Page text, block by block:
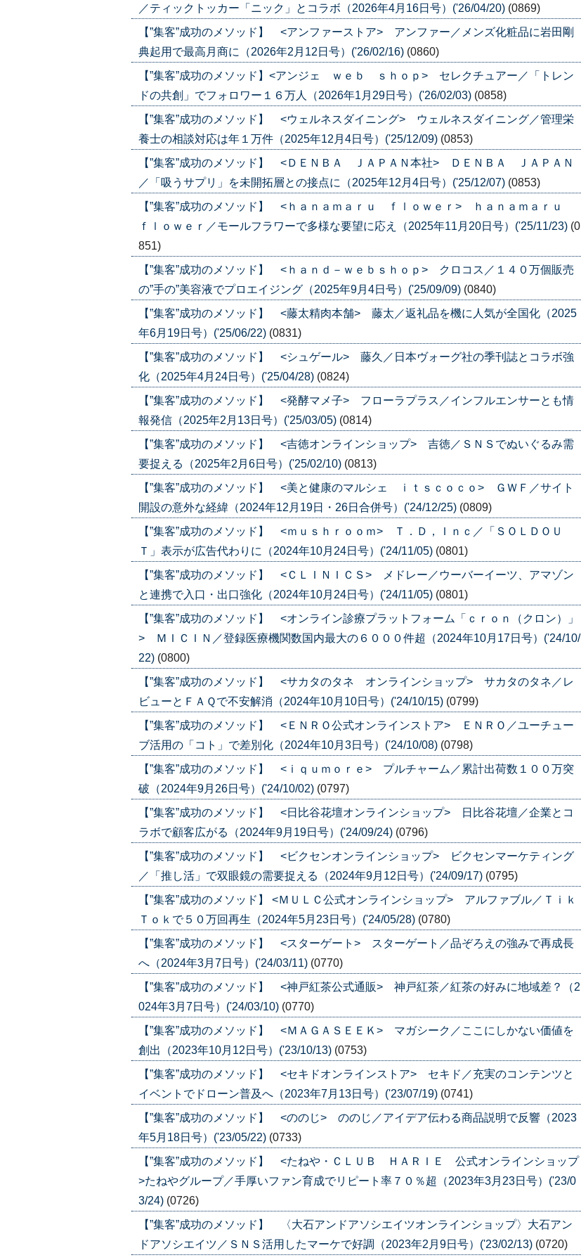
／ティックトッカー「ニック」とコラボ（2026年4月16日号）('26/04/20) (0869)
【”集客”成功のメソッド】 <アンファーストア> アンファー／メンズ化粧品に岩田剛
典起用で最高月商に（2026年2月12日号）('26/02/16) (0860)
【”集客”成功のメソッド】<アンジェ ｗｅｂ ｓｈｏｐ> セレクチュアー／「トレン
ドの共創」でフォロワー１６万人（2026年1月29日号）('26/02/03) (0858)
【”集客”成功のメソッド】 <ウェルネスダイニング> ウェルネスダイニング／管理栄
養士の相談対応は年１万件（2025年12月4日号）('25/12/09) (0853)
【”集客”成功のメソッド】 <ＤＥＮＢＡ ＪＡＰＡＮ本社> ＤＥＮＢＡ ＪＡＰＡＮ
／「吸うサプリ」を未開拓層との接点に（2025年12月4日号）('25/12/07) (0853)
【”集客”成功のメソッド】 <ｈａｎａｍａｒｕ ｆｌｏｗｅｒ> ｈａｎａｍａｒｕ
ｆｌｏｗｅｒ／モールフラワーで多様な要望に応え（2025年11月20日号）('25/11/23) (0
851)
【”集客”成功のメソッド】 <ｈａｎｄ－ｗｅｂｓｈｏｐ> クロコス／１４０万個販売
の”手の”美容液でプロエイジング（2025年9月4日号）('25/09/09) (0840)
【”集客”成功のメソッド】 <藤太精肉本舗> 藤太／返礼品を機に人気が全国化（2025
年6月19日号）('25/06/22) (0831)
【”集客”成功のメソッド】 <シュゲール> 藤久／日本ヴォーグ社の季刊誌とコラボ強
化（2025年4月24日号）('25/04/28) (0824)
【”集客”成功のメソッド】 <発酵マメ子> フローラプラス／インフルエンサーとも情
報発信（2025年2月13日号）('25/03/05) (0814)
【”集客”成功のメソッド】 <吉徳オンラインショップ> 吉徳／ＳＮＳでぬいぐるみ需
要捉える（2025年2月6日号）('25/02/10) (0813)
【”集客”成功のメソッド】 <美と健康のマルシェ ｉｔｓｃｏｃｏ> ＧＷＦ／サイト
開設の意外な経緯（2024年12月19日・26日合併号）('24/12/25) (0809)
【”集客”成功のメソッド】 <ｍｕｓｈｒｏｏｍ> Ｔ．Ｄ，Ｉｎｃ／「ＳＯＬＤＯＵ
Ｔ」表示が広告代わりに（2024年10月24日号）('24/11/05) (0801)
【”集客”成功のメソッド】 <ＣＬＩＮＩＣＳ> メドレー／ウーバーイーツ、アマゾン
と連携で入口・出口強化（2024年10月24日号）('24/11/05) (0801)
【”集客”成功のメソッド】 <オンライン診療プラットフォーム「ｃｒｏｎ（クロン）」
> ＭＩＣＩＮ／登録医療機関数国内最大の６０００件超（2024年10月17日号）('24/10/
22) (0800)
【”集客”成功のメソッド】 <サカタのタネ オンラインショップ> サカタのタネ／レ
ビューとＦＡＱで不安解消（2024年10月10日号）('24/10/15) (0799)
【”集客”成功のメソッド】 <ＥＮＲＯ公式オンラインストア> ＥＮＲＯ／ユーチュー
ブ活用の「コト」で差別化（2024年10月3日号）('24/10/08) (0798)
【”集客”成功のメソッド】 <ｉｑｕｍｏｒｅ> プルチャーム／累計出荷数１００万突
破（2024年9月26日号）('24/10/02) (0797)
【”集客”成功のメソッド】 <日比谷花壇オンラインショップ> 日比谷花壇／企業とコ
ラボで顧客広がる（2024年9月19日号）('24/09/24) (0796)
【”集客”成功のメソッド】 <ビクセンオンラインショップ> ビクセンマーケティング
／「推し活」で双眼鏡の需要捉える（2024年9月12日号）('24/09/17) (0795)
【”集客”成功のメソッド】 <ＭＵＬＣ公式オンラインショップ> アルファブル／Ｔｉｋ
Ｔｏｋで５０万回再生（2024年5月23日号）('24/05/28) (0780)
【”集客”成功のメソッド】 <スターゲート> スターゲート／品ぞろえの強みで再成長
へ（2024年3月7日号）('24/03/11) (0770)
【”集客”成功のメソッド】 <神戸紅茶公式通販> 神戸紅茶／紅茶の好みに地域差？（2
024年3月7日号）('24/03/10) (0770)
【”集客”成功のメソッド】 <ＭＡＧＡＳＥＥＫ> マガシーク／ここにしかない価値を
創出（2023年10月12日号）('23/10/13) (0753)
【”集客”成功のメソッド】 <セキドオンラインストア> セキド／充実のコンテンツと
イベントでドローン普及へ（2023年7月13日号）('23/07/19) (0741)
【”集客”成功のメソッド】 <ののじ> ののじ／アイデア伝わる商品説明で反響（2023
年5月18日号）('23/05/22) (0733)
【”集客”成功のメソッド】 <たねや・ＣＬＵＢ ＨＡＲＩＥ 公式オンラインショップ
>たねやグループ／手厚いファン育成でリピート率７０％超（2023年3月23日号）('23/0
3/24) (0726)
【”集客”成功のメソッド】 〈大石アンドアソシエイツオンラインショップ〉大石アン
ドアソシエイツ／ＳＮＳ活用したマーケで好調（2023年2月9日号）('23/02/13) (0720)